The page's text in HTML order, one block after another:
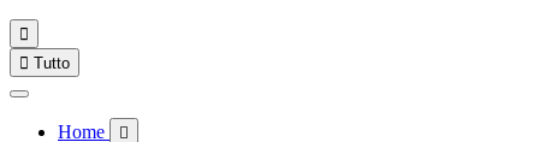

 Tutto
Home 